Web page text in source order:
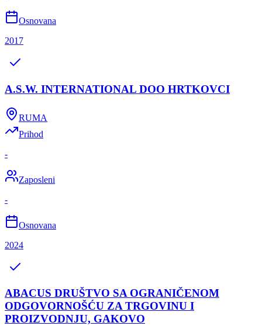
Osnovana
2017
A.S.W. INTERNATIONAL DOO HRTKOVCI
RUMA
Prihod
-
Zaposleni
-
Osnovana
2024
ABACUS DRUŠTVO SA OGRANIČENOM
ODGOVORNOŠĆU ZA TRGOVINU I
PROIZVODNJU, GAKOVO